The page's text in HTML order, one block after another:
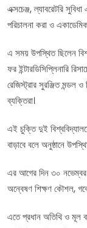
এক্সচেঞ্জ, ল্যাবরেটরি
পরিচালনা করা ও
এ সময় উপস্থিত ছিলেন
ফর ইন্টারডিসিপ্লিনারি
রেজিস্ট্রার সুরঞ্জিত মন্ডল ও
ব্যক্তিরা।
এই চুক্তি দুই
বাড়াবে বলে অনুষ্ঠানে
এর আগের দিন ৩০ নভেম্বর
অন্বেষণ শিক্ষণ কৌশল,
এতে প্রধান অতিথি ও মূল